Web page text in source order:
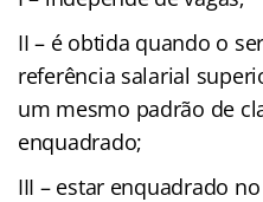
II – é obtida quando o
referência salarial
um mesmo padrão de
enquadrado;
III – estar enquadrado